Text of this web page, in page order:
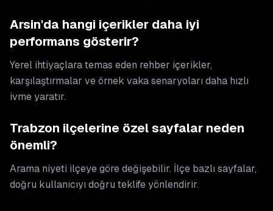
Arsin'da hangi içerikler daha iyi
performans gösterir?
Yerel ihtiyaçlara temas eden rehber içerikler,
karşılaştırmalar ve örnek vaka senaryoları daha hızlı
ivme yaratır.
Trabzon ilçelerine özel sayfalar neden
önemli?
Arama niyeti ilçeye göre değişebilir. İlçe bazlı sayfalar,
doğru kullanıcıyı doğru teklife yönlendirir.